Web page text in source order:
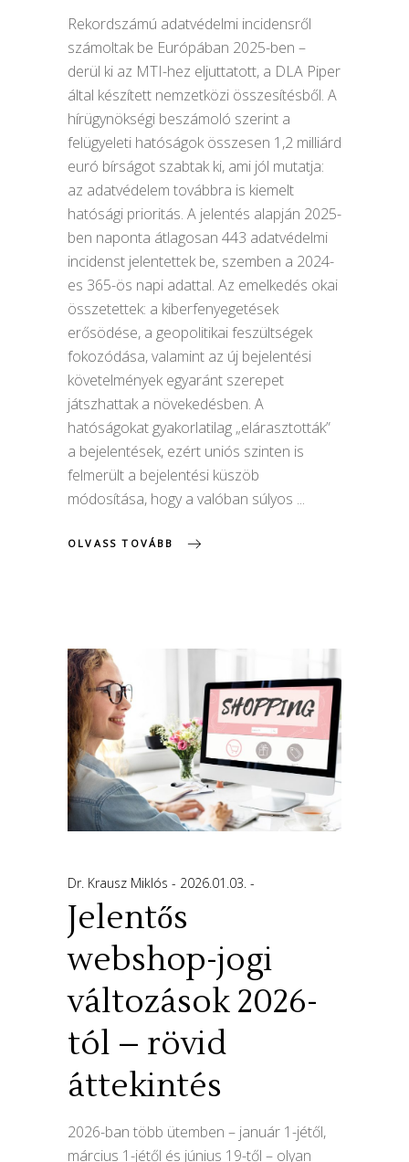
Rekordszámú adatvédelmi incidensről
számoltak be Európában 2025-ben –
derül ki az MTI-hez eljuttatott, a DLA Piper
által készített nemzetközi összesítésből. A
hírügynökségi beszámoló szerint a
felügyeleti hatóságok összesen 1,2 milliárd
euró bírságot szabtak ki, ami jól mutatja:
az adatvédelem továbbra is kiemelt
hatósági prioritás. A jelentés alapján 2025-
ben naponta átlagosan 443 adatvédelmi
incidenst jelentettek be, szemben a 2024-
es 365-ös napi adattal. Az emelkedés okai
összetettek: a kiberfenyegetések
erősödése, a geopolitikai feszültségek
fokozódása, valamint az új bejelentési
követelmények egyaránt szerepet
játszhattak a növekedésben. A
hatóságokat gyakorlatilag „elárasztották”
a bejelentések, ezért uniós szinten is
felmerült a bejelentési küszöb
módosítása, hogy a valóban súlyos
OLVASS TOVÁBB
Dr. Krausz Miklós 2026.01.03.
Jelentős
webshop-jogi
változások 2026-
tól – rövid
áttekintés
2026-ban több ütemben – január 1-jétől,
március 1-jétől és június 19-től – olyan